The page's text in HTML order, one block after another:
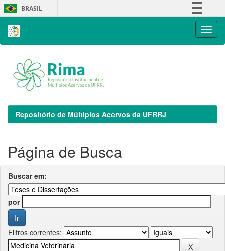
Skip
navigation
BRASIL
Repositório de Múltiplos Acervos da UFRRJ
Página de Busca
Buscar em:
por
Filtros correntes: